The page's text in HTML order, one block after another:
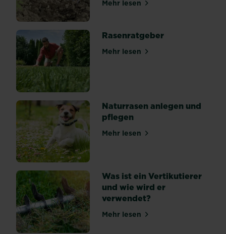
ein
Mineral
natürlichen
Ursprungs,
welches
zum
Beispiel
in
vulkanischem
zu
finden
ist.
Durch
seine
Schwamm-
ähnliche...
Mehr lesenüber Gemüsebeet
Rasenratgeber
Mehr lesenüber Rasenratgeber
Naturrasen anlegen und
pflegen
Mehr lesenüber Naturrasen anlegen
Was ist ein Vertikutierer
und wie wird er
verwendet?
Mehr lesenüber Was ist ein